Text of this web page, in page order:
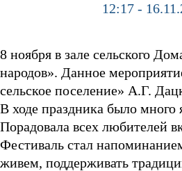
12:17 -
8 ноября в зале сельского
народов». Данное
сельское поселение» А.Г.
В ходе праздника было
Порадовала всех любителей
Фестиваль стал
живем, поддерживать